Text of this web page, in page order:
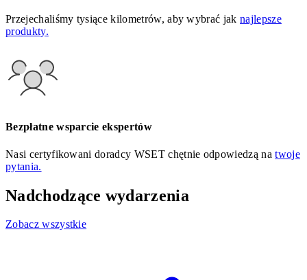
Przejechaliśmy tysiące kilometrów, aby wybrać jaknajlepsze
produkty.
Bezpłatne wsparcie ekspertów
Nasi certyfikowani doradcy WSET chętnie odpowiedzą natwoje
pytania.
Nadchodzące wydarzenia
Zobacz wszystkie